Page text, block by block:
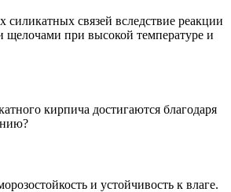
силикатных связей вследствие реакции
щелочами при высокой температуре и
кирпича достигаются благодаря
и устойчивость к влаге.